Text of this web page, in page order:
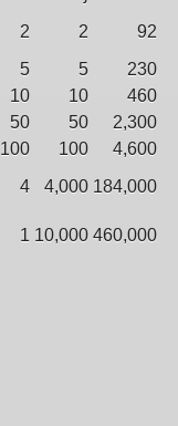
2 2
92
5 5
230
10 10
460
50 50
2,300
100 100
4,600
4 4,000 184,000
1 10,000 460,000